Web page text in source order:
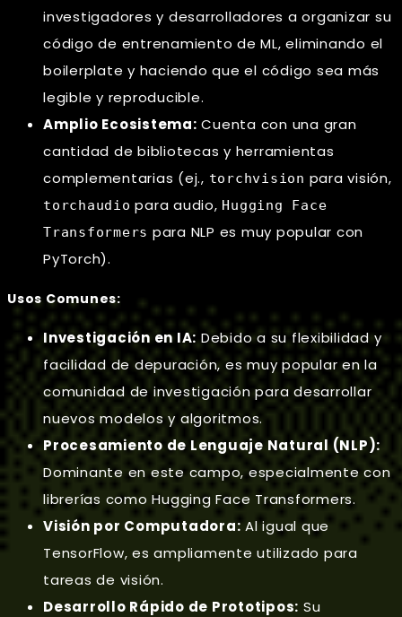
investigadores y desarrolladores a organizar su
código de entrenamiento de ML, eliminando el
boilerplate y haciendo que el código sea más
legible y reproducible.
Amplio Ecosistema: Cuenta con una gran
cantidad de bibliotecas y herramientas
complementarias (ej., torchvision para visión,
torchaudio para audio, Hugging Face
Transformers para NLP es muy popular con
PyTorch).
Usos Comunes:
Investigación en IA: Debido a su flexibilidad y
facilidad de depuración, es muy popular en la
comunidad de investigación para desarrollar
nuevos modelos y algoritmos.
Procesamiento de Lenguaje Natural (NLP):
Dominante en este campo, especialmente con
librerías como Hugging Face Transformers.
Visión por Computadora:Al igual que
TensorFlow, es ampliamente utilizado para
tareas de visión.
Desarrollo Rápido de Prototipos: Su